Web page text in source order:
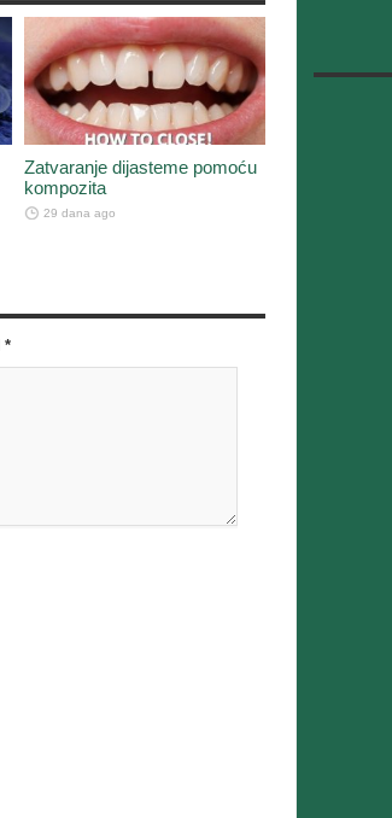
Zatvaranje dijasteme pomoću
kompozita
29 dana ago
*